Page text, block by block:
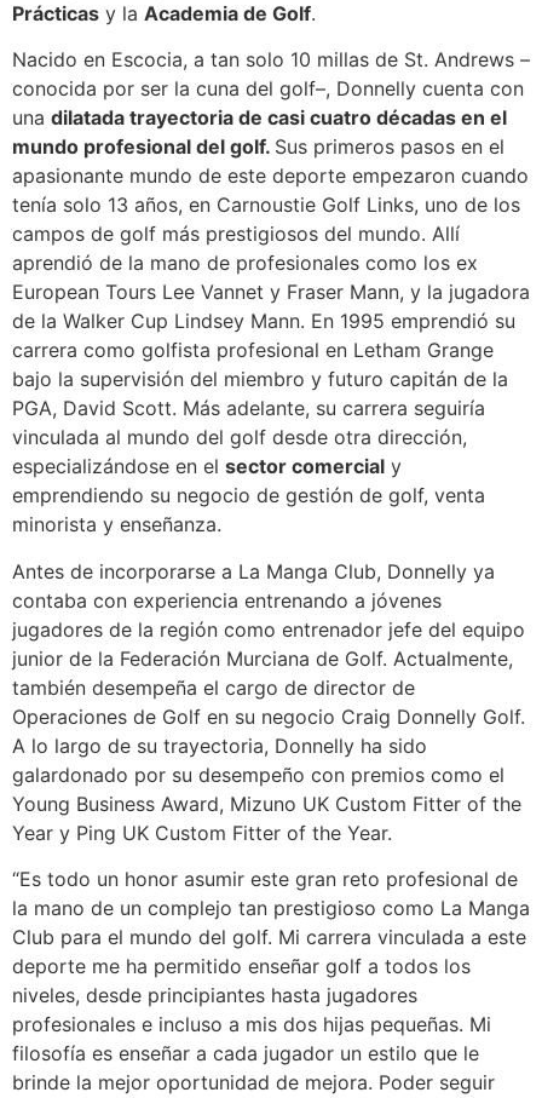
Prácticas y la Academia de Golf.
Nacido en Escocia, a tan solo 10 millas de St. Andrews –
conocida por ser la cuna del golf–, Donnelly cuenta con
una dilatada trayectoria de casi cuatro décadas en el
mundo profesional del golf. Sus primeros pasos en el
apasionante mundo de este deporte empezaron cuando
tenía solo 13 años, en Carnoustie Golf Links, uno de los
campos de golf más prestigiosos del mundo. Allí
aprendió de la mano de profesionales como los ex
European Tours Lee Vannet y Fraser Mann, y la jugadora
de la Walker Cup Lindsey Mann. En 1995 emprendió su
carrera como golfista profesional en Letham Grange
bajo la supervisión del miembro y futuro capitán de la
PGA, David Scott. Más adelante, su carrera seguiría
vinculada al mundo del golf desde otra dirección,
especializándose en el sector comercial y
emprendiendo su negocio de gestión de golf, venta
minorista y enseñanza.
Antes de incorporarse a La Manga Club, Donnelly ya
contaba con experiencia entrenando a jóvenes
jugadores de la región como entrenador jefe del equipo
junior de la Federación Murciana de Golf. Actualmente,
también desempeña el cargo de director de
Operaciones de Golf en su negocio Craig Donnelly Golf.
A lo largo de su trayectoria, Donnelly ha sido
galardonado por su desempeño con premios como el
Young Business Award, Mizuno UK Custom Fitter of the
Year y Ping UK Custom Fitter of the Year.
“Es todo un honor asumir este gran reto profesional de
la mano de un complejo tan prestigioso como La Manga
Club para el mundo del golf. Mi carrera vinculada a este
deporte me ha permitido enseñar golf a todos los
niveles, desde principiantes hasta jugadores
profesionales e incluso a mis dos hijas pequeñas. Mi
filosofía es enseñar a cada jugador un estilo que le
brinde la mejor oportunidad de mejora. Poder seguir